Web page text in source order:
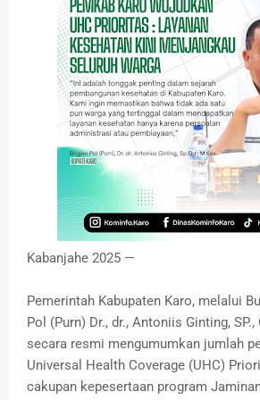
Kabanjahe 2025 —
Pemerintah Kabupaten Karo, melalui
Pol (Purn) Dr., dr., Antoniis Ginting, SP.,
secara resmi mengumumkan jumlah
Universal Health Coverage (UHC)
cakupan kepesertaan program